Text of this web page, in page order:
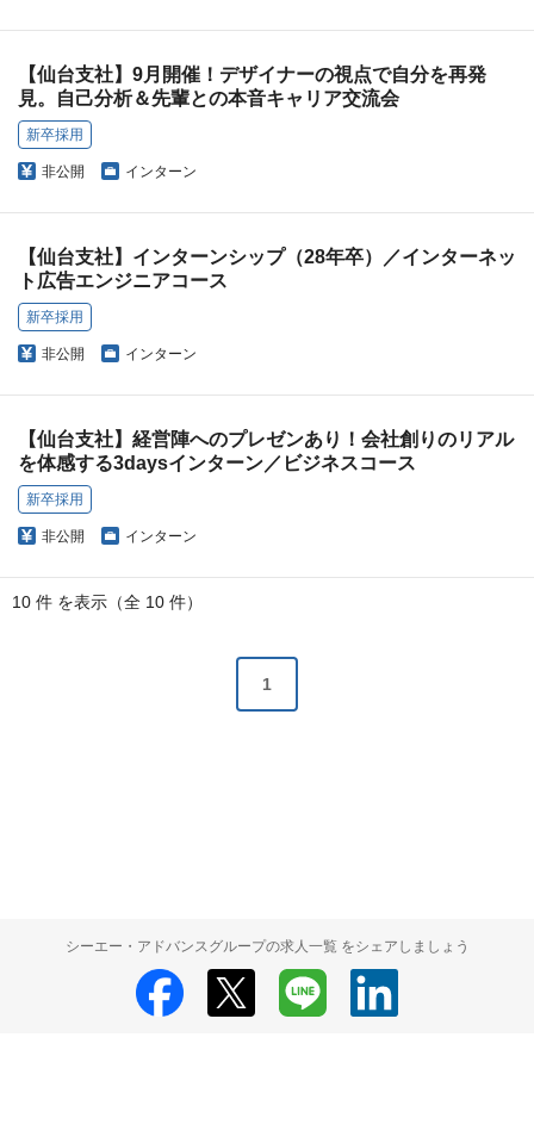
【仙台支社】9月開催！デザイナーの視点で自分を再発
見。自己分析＆先輩との本音キャリア交流会
新卒採用
非公開 インターン
【仙台支社】インターンシップ（28年卒）／インターネッ
ト広告エンジニアコース
新卒採用
非公開 インターン
【仙台支社】経営陣へのプレゼンあり！会社創りのリアル
を体感する3daysインターン／ビジネスコース
新卒採用
非公開 インターン
10 件 を表示（全 10 件）
1
シーエー・アドバンスグループの求人一覧 をシェアしましょう